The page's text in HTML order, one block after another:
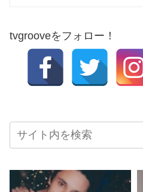
tvgrooveをフォロー！